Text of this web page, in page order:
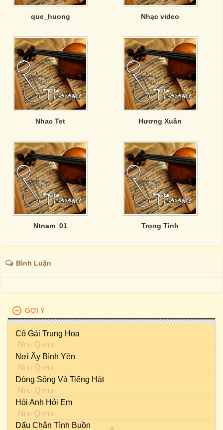
que_huong Nhạc video
Nhac Tet Hương Xuân
Ntnam_01 Trọng Tình
Bình Luận
GỢI Ý
Cô Gái Trung Hoa
Như Quỳnh
Nơi Ấy Bình Yên
Như Quỳnh
Dòng Sông Và Tiếng Hát
Như Quỳnh
Hỏi Anh Hỏi Em
Như Quỳnh
Dấu Chân Tình Buồn